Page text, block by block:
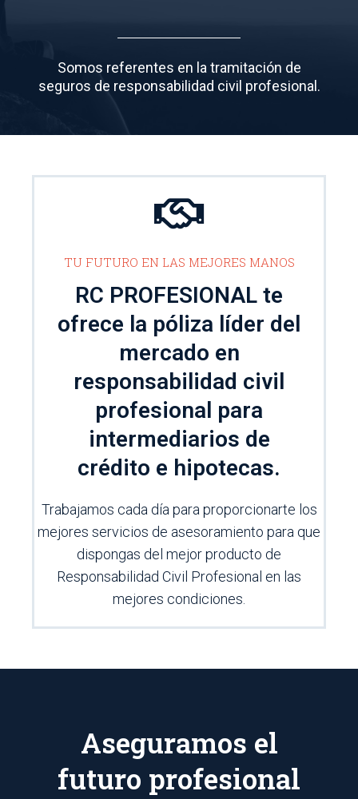
Somos referentes en la tramitación de
seguros de responsabilidad civil profesional.
TU FUTURO EN LAS MEJORES MANOS
RC PROFESIONAL te
ofrece la póliza líder del
mercado en
responsabilidad civil
profesional para
intermediarios de
crédito e hipotecas.
Trabajamos cada día para proporcionarte los
mejores servicios de asesoramiento para que
dispongas del mejor producto de
Responsabilidad Civil Profesional en las
mejores condiciones.
Aseguramos el
futuro profesional